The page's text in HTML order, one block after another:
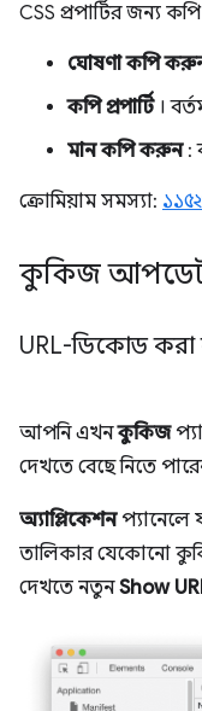
CSS প্রপার্টির জন্য
ঘোষণা কপি
কপি প্রপার্টি।
মান কপি করুন:
ক্রোমিয়াম সমস্যা:
কুকিজ
URL-ডিকোড করা
আপনি এখনকুকিজ
দেখতে বেছে নিতে
অ্যাপ্লিকেশনপ্যানেলে
তালিকার যেকোনো
দেখতে নতুনShow